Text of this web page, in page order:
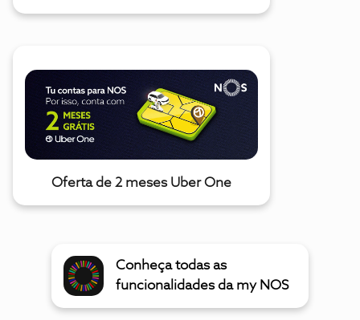
Oferta de 2 meses Uber One
Conheça todas as
funcionalidades da my NOS